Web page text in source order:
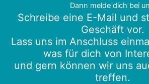
Dann melde dich bei
Schreibe eine E-Mail und
Geschäft vor.
Lass uns im Anschluss
was für dich von
und gern können wir uns
treffen.